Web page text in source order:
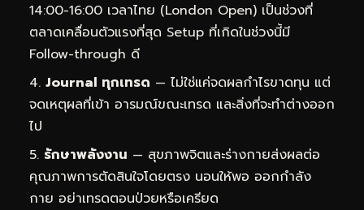
14:00-16:00 เวลาไทย (London Open) เป็นช่วงที่
ตลาดเคลื่อนตัวแรงที่สุด Setup ที่เกิดในช่วงนี้มี
Follow-through ดี
Journal ทุกเทรด — ไม่ใช่แค่จดผลกำไรขาดทุน แต่
จดเหตุผลที่เข้า อารมณ์ขณะเทรด และสิ่งที่จะทำต่างออก
ไป
รักษาพลังงาน — สุขภาพจิตและร่างกายส่งผลต่อ
คุณภาพการตัดสินใจโดยตรง นอนให้พอ ออกกำลัง
กาย อย่าเทรดตอนป่วยหรือเครียด